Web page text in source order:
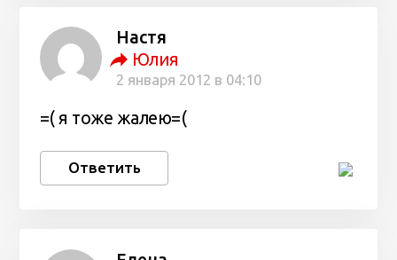
Настя
Юлия
2 января 2012 в 04:10
=( я тоже жалею=(
Ответить